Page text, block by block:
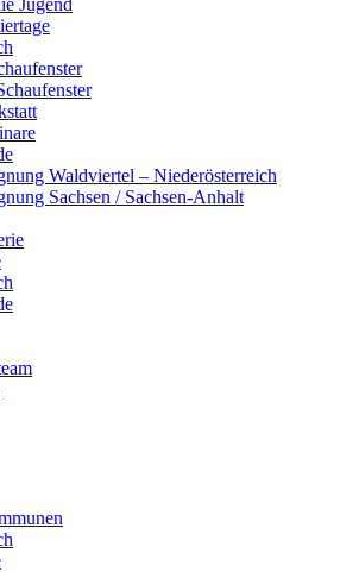
Waldviertel – Niederösterreich
Sachsen / Sachsen-Anhalt